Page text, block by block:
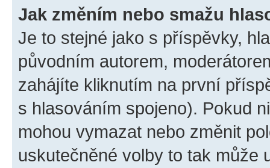
Jak změním nebo smažu
Je to stejné jako s příspěvky,
původním autorem,
zahájíte kliknutím na první
s hlasováním spojeno). Pokud
mohou vymazat nebo změnit
uskutečněné volby to tak může